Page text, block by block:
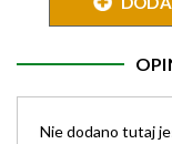
Nie dodano tutaj